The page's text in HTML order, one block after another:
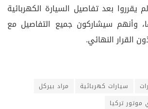
يقرروا بعد تفاصيل السيارة الكهربائية
وأنهم سيشاركون جميع التفاصيل مع
القرار النهائي.
سيارات كهربائية
مراد بيركل
موتور تركيا